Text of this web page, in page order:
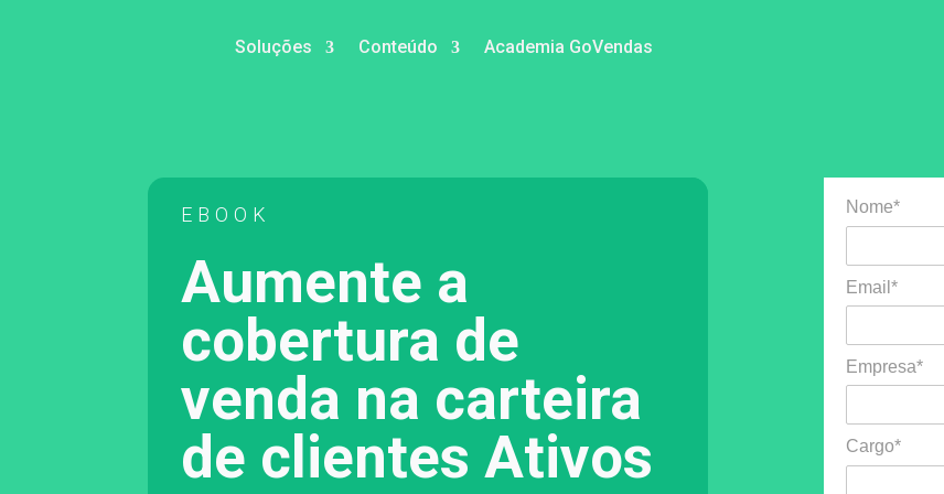
Soluções Conteúdo Academia GoVendas
EBOOK
Aumente a
cobertura de
venda na carteira
de clientes Ativos
Nome*
Email*
Empresa*
Cargo*